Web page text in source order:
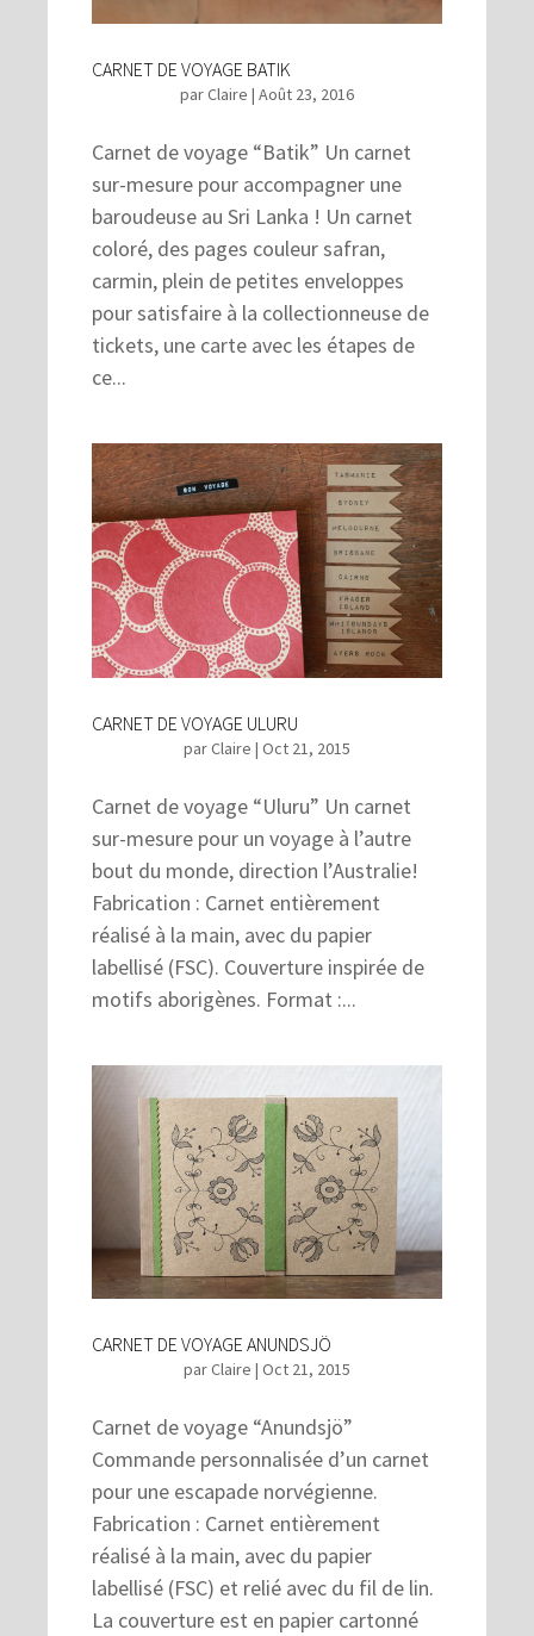
CARNET DE VOYAGE BATIK
parClaire | Août 23, 2016
Carnet de voyage “Batik” Un carnet
sur-mesure pour accompagner une
baroudeuse au Sri Lanka ! Un carnet
coloré, des pages couleur safran,
carmin, plein de petites enveloppes
pour satisfaire à la collectionneuse de
tickets, une carte avec les étapes de
ce...
CARNET DE VOYAGE ULURU
parClaire | Oct 21, 2015
Carnet de voyage “Uluru” Un carnet
sur-mesure pour un voyage à l’autre
bout du monde, direction l’Australie!
Fabrication : Carnet entièrement
réalisé à la main, avec du papier
labellisé (FSC). Couverture inspirée de
motifs aborigènes. Format :...
CARNET DE VOYAGE ANUNDSJÖ
parClaire | Oct 21, 2015
Carnet de voyage “Anundsjö”
Commande personnalisée d’un carnet
pour une escapade norvégienne.
Fabrication : Carnet entièrement
réalisé à la main, avec du papier
labellisé (FSC) et relié avec du fil de lin.
La couverture est en papier cartonné